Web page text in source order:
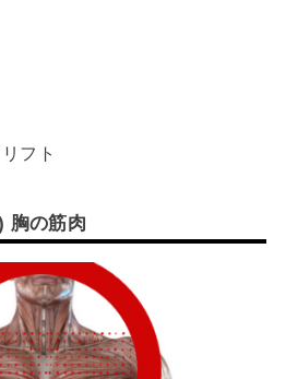
フト
胸の筋肉